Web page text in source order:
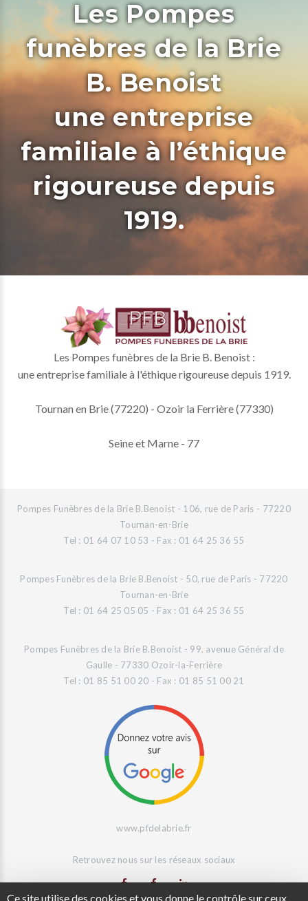
Ce site utilise des cookies et vous donne le contrôle sur ceux
Les Pompes
funèbres de la Brie
B. Benoist
une entreprise
familiale à l’éthique
rigoureuse depuis
1919.
Les Pompes funèbres de la Brie B. Benoist :
une entreprise familiale à l'éthique rigoureuse depuis 1919.
Tournan en Brie (77220) - Ozoir la Ferrière (77330)
Seine et Marne - 77
Pompes Funèbres de la Brie B.Benoist - 106, rue de Paris - 77220
Tournan-en-Brie
Tel : 01 64 07 10 53 - Fax : 01 64 25 36 55
Pompes Funèbres de la Brie B.Benoist - 50, rue de Paris - 77220
Tournan-en-Brie
Tel : 01 64 25 05 05 - Fax : 01 64 25 36 55
Pompes Funèbres de la Brie B.Benoist - 99, avenue Général de
Gaulle - 77330 Ozoir-la-Ferrière
Tel : 01 85 51 00 20 - Fax : 01 85 51 00 21
www.pfdelabrie.fr
Retrouvez nous sur les réseaux sociaux